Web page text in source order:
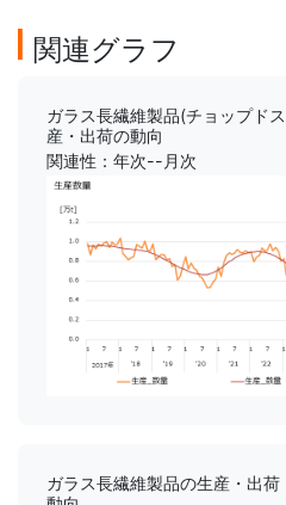
関連グラフ
ガラス長繊維製品(チョップド
産・出荷の動向
関連性：年次--月次
ガラス長繊維製品の生産・出